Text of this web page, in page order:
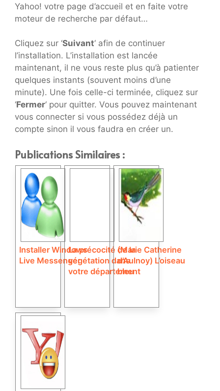
Yahoo! votre page d’accueil et en faite votre
moteur de recherche par défaut…
Cliquez sur ‘Suivant‘ afin de continuer
l’installation. L’installation est lancée
maintenant, il ne vous reste plus qu’à patienter
quelques instants (souvent moins d’une
minute). Une fois celle-ci terminée, cliquez sur
‘Fermer‘ pour quitter. Vous pouvez maintenant
vous connecter si vous possédez déjà un
compte sinon il vous faudra en créer un.
Publications Similaires :
Installer Windows
Live Messenger
La précocité de la
végétation dans
votre département
(Marie Catherine
d’Aulnoy) L’oiseau
bleu